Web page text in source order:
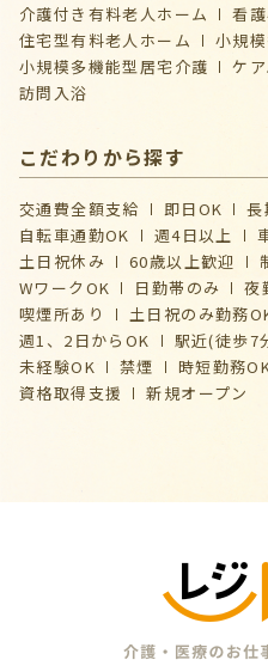
介護付き有料老人ホーム
看
住宅型有料老人ホーム
小規
⼩規模多機能型居宅介護
ケ
訪問入浴
こだわりから探す
交通費全額支給 即日OK 長
自転車通勤OK
週4日以上
土日祝休み
60歳以上歓迎
WワークOK
日勤帯のみ 夜
喫煙所あり
土日祝のみ勤務
週1、2日からOK
駅近(徒歩7
未経験OK
禁煙 時短勤務
資格取得支援
新規オープン